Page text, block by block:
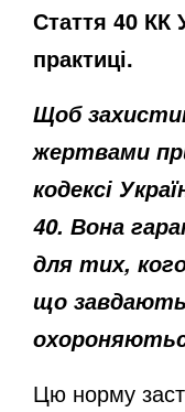
Стаття 40 КК
практиці.
Щоб
жертвами
кодексі
40. Вона
для тих,
що завдають
Цю норму